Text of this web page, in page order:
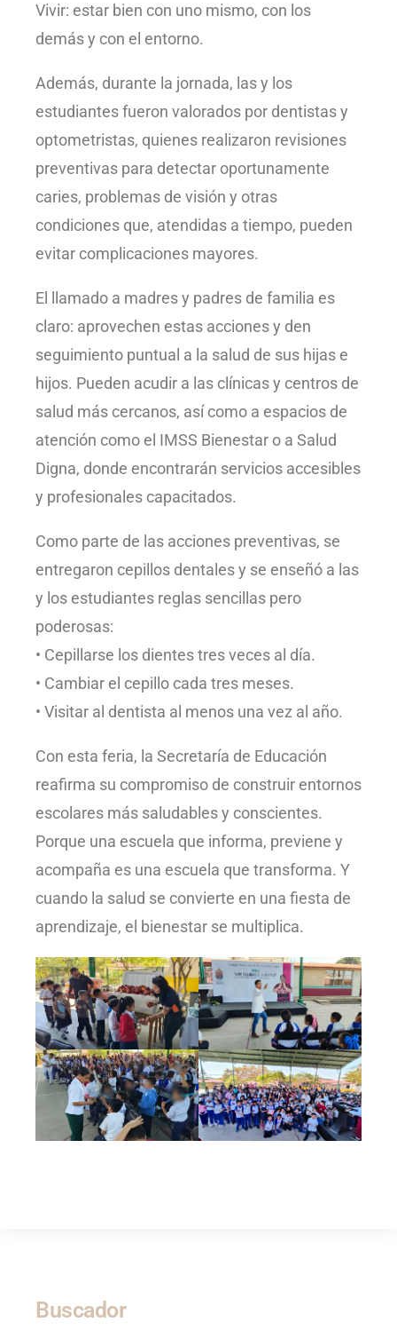
Vivir: estar bien con uno mismo, con los
demás y con el entorno.
Además, durante la jornada, las y los
estudiantes fueron valorados por dentistas y
optometristas, quienes realizaron revisiones
preventivas para detectar oportunamente
caries, problemas de visión y otras
condiciones que, atendidas a tiempo, pueden
evitar complicaciones mayores.
El llamado a madres y padres de familia es
claro: aprovechen estas acciones y den
seguimiento puntual a la salud de sus hijas e
hijos. Pueden acudir a las clínicas y centros de
salud más cercanos, así como a espacios de
atención como el IMSS Bienestar o a Salud
Digna, donde encontrarán servicios accesibles
y profesionales capacitados.
Como parte de las acciones preventivas, se
entregaron cepillos dentales y se enseñó a las
y los estudiantes reglas sencillas pero
poderosas:
• Cepillarse los dientes tres veces al día.
• Cambiar el cepillo cada tres meses.
• Visitar al dentista al menos una vez al año.
Con esta feria, la Secretaría de Educación
reafirma su compromiso de construir entornos
escolares más saludables y conscientes.
Porque una escuela que informa, previene y
acompaña es una escuela que transforma. Y
cuando la salud se convierte en una fiesta de
aprendizaje, el bienestar se multiplica.
Buscador